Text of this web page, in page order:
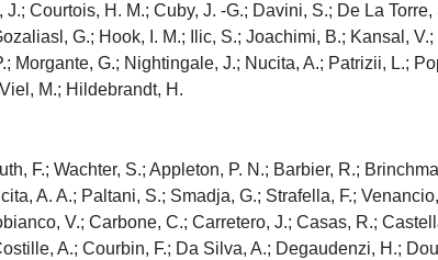
Courtois, H. M.; Cuby, J. -G.; Davini, S.; De La
G.; Hook, I. M.; Ilic, S.; Joachimi, B.; Kansal,
G.; Nightingale, J.; Nucita, A.; Patrizii, L.;
M.; Hildebrandt, H.
F.; Wachter, S.; Appleton, P. N.; Barbier, R.;
A. A.; Paltani, S.; Smadja, G.; Strafella, F.;
V.; Carbone, C.; Carretero, J.; Casas, R.;
A.; Courbin, F.; Da Silva, A.; Degaudenzi, H.;